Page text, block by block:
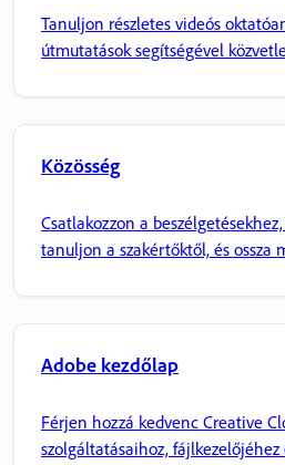
Tanuljon részletes videós
útmutatások segítségével
Közösség
Csatlakozzon a
tanuljon a szakértőktől, és ossza
Adobe kezdőlap
Férjen hozzá kedvenc Creative
szolgáltatásaihoz, fájlkezelőjéhez